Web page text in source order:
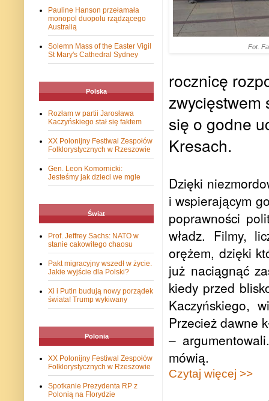
Fot.
rocznicę
zwycięstwem
się o godne
Kresach.
Dzięki
i wspierającym
poprawności
władz. Filmy,
orężem, dzięki
już naciągnąć
kiedy przed
Kaczyńskiego,
Przecież dawne
–
mówią.
Czytaj więcej >>
Pauline Hanson przełamała
monopol duopolu rządzącego
Australią
Solemn Mass of the Easter Vigil
St Mary's Cathedral Sydney
Polska
Rozłam w partii Jarosława
Kaczyńskiego stał się faktem
XX Polonijny Festiwal Zespołów
Folklorystycznych w Rzeszowie
Gen. Leon Komornicki:
Jesteśmy jak dzieci we mgle
Świat
Prof. Jeffrey Sachs: NATO w
stanie cakowitego chaosu
Pakt migracyjny wszedł w życie.
Jakie wyjście dla Polski?
Xi i Putin budują nowy porządek
świata! Trump wykiwany
Polonia
XX Polonijny Festiwal Zespołów
Folklorystycznych w Rzeszowie
Spotkanie Prezydenta RP z
Polonią na Florydzie